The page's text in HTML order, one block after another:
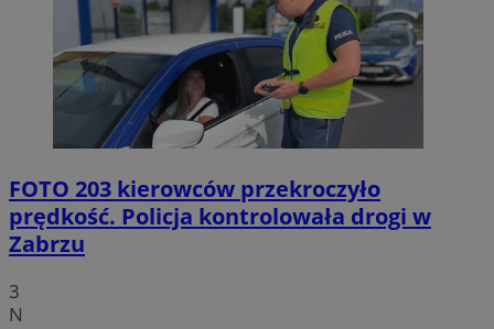
FOTO 203 kierowców przekroczyło
prędkość. Policja kontrolowała drogi w
Zabrzu
3
N